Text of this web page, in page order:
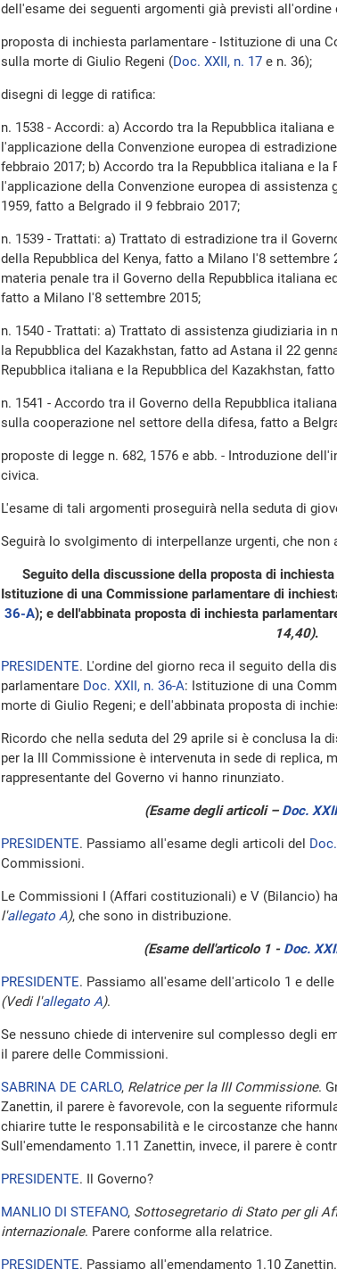
dell'esame dei seguenti argomenti già previsti all'ordine
proposta di inchiesta parlamentare - Istituzione di una
sulla morte di Giulio Regeni (Doc. XXII, n. 17 e n. 36);
disegni di legge di ratifica:
n. 1538 - Accordi: a) Accordo tra la Repubblica italiana
l'applicazione della Convenzione europea di
febbraio 2017; b) Accordo tra la Repubblica italiana e
l'applicazione della Convenzione europea di assistenza
1959, fatto a Belgrado il 9 febbraio 2017;
n. 1539 - Trattati: a) Trattato di estradizione tra il
della Repubblica del Kenya, fatto a Milano l'8
materia penale tra il Governo della Repubblica italiana
fatto a Milano l'8 settembre 2015;
n. 1540 - Trattati: a) Trattato di assistenza giudiziaria in
la Repubblica del Kazakhstan, fatto ad Astana il 22
Repubblica italiana e la Repubblica del Kazakhstan,
n. 1541 - Accordo tra il Governo della Repubblica
sulla cooperazione nel settore della difesa, fatto a
proposte di legge n. 682, 1576 e abb. - Introduzione
civica.
L'esame di tali argomenti proseguirà nella seduta di
Seguirà lo svolgimento di interpellanze urgenti, che
Seguito della discussione della proposta di
Istituzione di una Commissione parlamentare di
36-A); e dell'abbinata proposta di inchiesta
14,40).
PRESIDENTE. L'ordine del giorno reca il seguito della
parlamentare Doc. XXII, n. 36-A: Istituzione di una
morte di Giulio Regeni; e dell'abbinata proposta di
Ricordo che nella seduta del 29 aprile si è conclusa la
per la III Commissione è intervenuta in sede di replica,
rappresentante del Governo vi hanno rinunziato.
(Esame degli articoli – Doc.
PRESIDENTE. Passiamo all'esame degli articoli del
Commissioni.
Le Commissioni I (Affari costituzionali) e V (Bilancio)
l'allegato A), che sono in distribuzione.
(Esame dell'articolo 1 - Doc.
PRESIDENTE. Passiamo all'esame dell'articolo 1 e
(Vedi l'allegato A).
Se nessuno chiede di intervenire sul complesso degli
il parere delle Commissioni.
SABRINA DE CARLO, Relatrice per la III Commissione.
Zanettin, il parere è favorevole, con la seguente
chiarire tutte le responsabilità e le circostanze che
Sull'emendamento 1.11 Zanettin, invece, il parere è
PRESIDENTE. Il Governo?
MANLIO DI STEFANO, Sottosegretario di Stato per gli
internazionale. Parere conforme alla relatrice.
PRESIDENTE. Passiamo all'emendamento 1.10